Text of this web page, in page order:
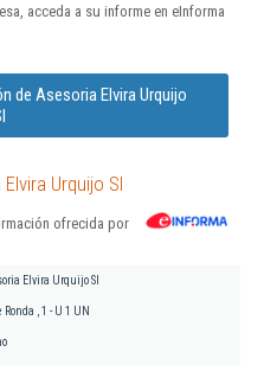
acceda a su informe en eInforma
de Asesoria Elvira Urquijo
Urquijo Sl
ofrecida por
Elvira Urquijo Sl
Ronda , 1 - U 1 UN